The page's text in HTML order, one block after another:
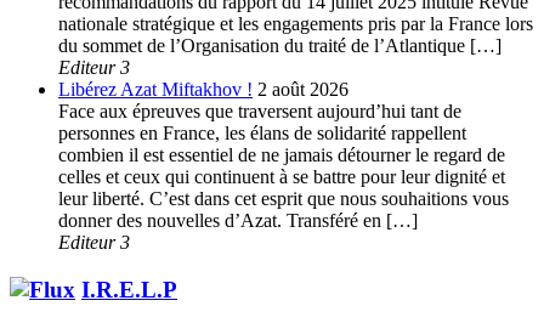
nationale stratégique et les engagements pris par la France lors
du sommet de l’Organisation du traité de l’Atlantique […]
Editeur 3
Libérez Azat Miftakhov ! 2 août 2026
Face aux épreuves que traversent aujourd’hui tant de
personnes en France, les élans de solidarité rappellent
combien il est essentiel de ne jamais détourner le regard de
celles et ceux qui continuent à se battre pour leur dignité et
leur liberté. C’est dans cet esprit que nous souhaitions vous
donner des nouvelles d’Azat. Transféré en […]
Editeur 3
I.R.E.L.P